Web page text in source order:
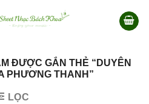
ĐƯỢC GẮN THẺ “DUYÊN
PHƯƠNG THANH”
LỌC